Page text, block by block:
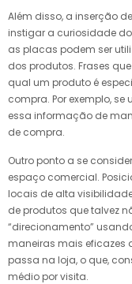
Além disso, a inserção
instigar a curiosidade
as placas podem ser
dos produtos. Frases
qual um produto é
compra. Por exemplo,
essa informação de
de compra.
Outro ponto a se
espaço comercial.
locais de alta
de produtos que talvez
“direcionamento”
maneiras mais eficazes
passa na loja, o que,
médio por visita.